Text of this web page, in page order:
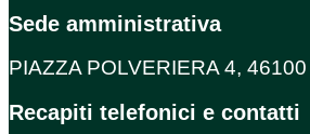
Sede amministrativa
PIAZZA POLVERIERA 4,
Recapiti telefonici e contatti